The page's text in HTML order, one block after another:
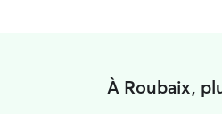
À Roubaix,